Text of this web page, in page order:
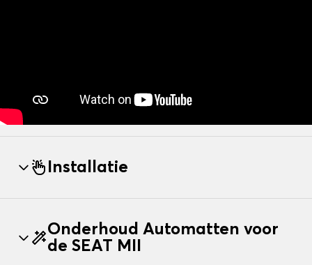
Installatie
Onderhoud Automatten voor
de SEAT MII